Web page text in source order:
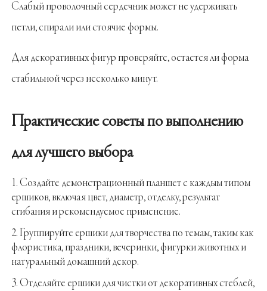
Слабый проволочный сердечник может не удерживать
петли, спирали или стоячие формы.
Для декоративных фигур проверяйте, остается ли форма
стабильной через несколько минут.
Практические советы по выполнению
для лучшего выбора
Создайте демонстрационный планшет с каждым типом
ершиков, включая цвет, диаметр, отделку, результат
сгибания и рекомендуемое применение.
Группируйте ершики для творчества по темам, таким как
флористика, праздники, вечеринки, фигурки животных и
натуральный домашний декор.
Отделяйте ершики для чистки от декоративных стеблей,